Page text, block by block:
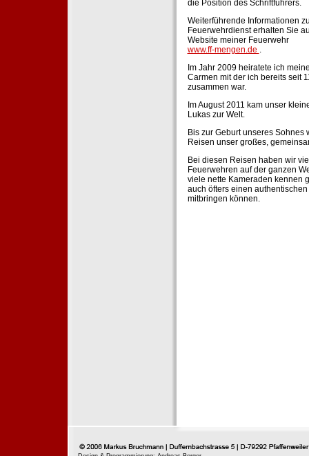
die Position des Schriftführers.
Weiterführende Informationen
Feuerwehrdienst erhalten Sie
Website meiner Feuerwehr
www.ff-mengen.de .
Im Jahr 2009 heiratete ich
Carmen mit der ich bereits seit
zusammen war.
Im August 2011 kam unser
Lukas zur Welt.
Bis zur Geburt unseres Sohnes
Reisen unser großes,
Bei diesen Reisen haben wir
Feuerwehren auf der ganzen
viele nette Kameraden kennen
auch öfters einen
mitbringen können.